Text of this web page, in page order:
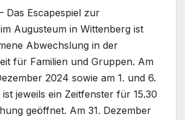
Das Escapespiel zur
Augusteum in Wittenberg ist
Abwechslung in der
für Familien und Gruppen. Am
2024 sowie am 1. und 6.
jeweils ein Zeitfenster für 15.30
geöffnet. Am 31. Dezember